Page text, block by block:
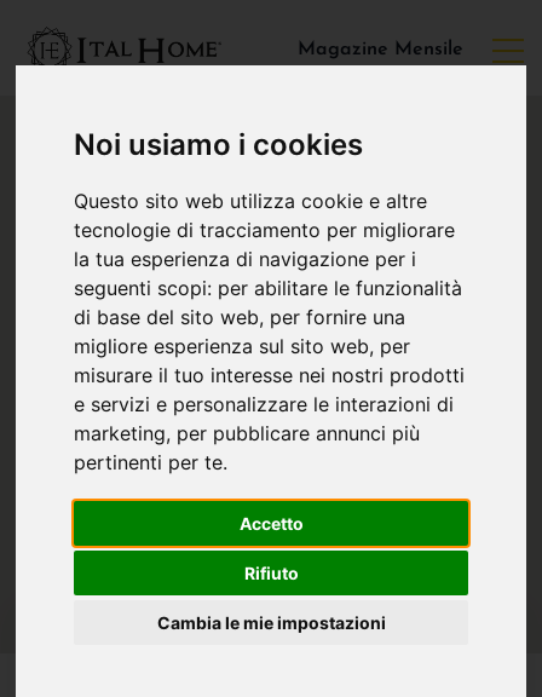
Noi usiamo i cookies
Questo sito web utilizza cookie e altre
tecnologie di tracciamento per migliorare
la tua esperienza di navigazione per i
seguenti scopi: per abilitare le funzionalità
di base del sito web, per fornire una
migliore esperienza sul sito web, per
misurare il tuo interesse nei nostri prodotti
e servizi e personalizzare le interazioni di
marketing, per pubblicare annunci più
pertinenti per te.
Accetto
Rifiuto
Cambia le mie impostazioni
Magazine Mensile